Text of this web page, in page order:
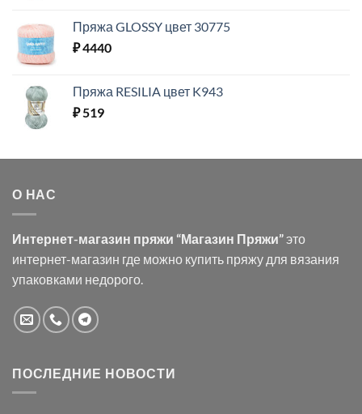
Пряжа GLOSSY цвет 30775
₽4440
Пряжа RESILIA цвет K943
₽519
О НАС
Интернет-магазин пряжи “Магазин Пряжи”это
интернет-магазин где можно купить пряжу для вязания
упаковками недорого.
ПОСЛЕДНИЕ НОВОСТИ